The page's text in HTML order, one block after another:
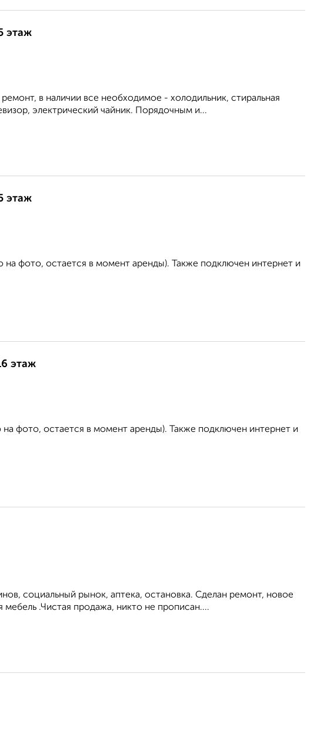
этаж
в наличии все необходимое - холодильник, стиральная
электрический чайник. Порядочным и...
этаж
фото, остается в момент аренды). Также подключен интернет и
этаж
фото, остается в момент аренды). Также подключен интернет и
социальный рынок, аптека, остановка. Сделан ремонт, новое
.Чистая продажа, никто не прописан....